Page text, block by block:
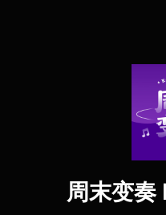
周末变